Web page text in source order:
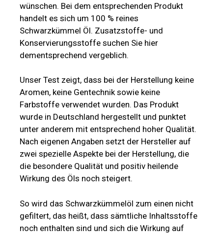
wünschen. Bei dem entsprechenden Produkt
handelt es sich um 100 % reines
Schwarzkümmel Öl. Zusatzstoffe- und
Konservierungsstoffe suchen Sie hier
dementsprechend vergeblich.
Unser Test zeigt, dass bei der Herstellung keine
Aromen, keine Gentechnik sowie keine
Farbstoffe verwendet wurden. Das Produkt
wurde in Deutschland hergestellt und punktet
unter anderem mit entsprechend hoher Qualität.
Nach eigenen Angaben setzt der Hersteller auf
zwei spezielle Aspekte bei der Herstellung, die
die besondere Qualität und positiv heilende
Wirkung des Öls noch steigert.
So wird das Schwarzkümmelöl zum einen nicht
gefiltert, das heißt, dass sämtliche Inhaltsstoffe
noch enthalten sind und sich die Wirkung auf